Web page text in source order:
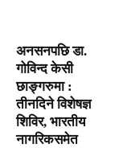
अनसनपछि डा.
गोविन्द केसी
छाङ्गरुमा :
तीनदिने विशेषज्ञ
शिविर, भारतीय
नागरिकसमेत